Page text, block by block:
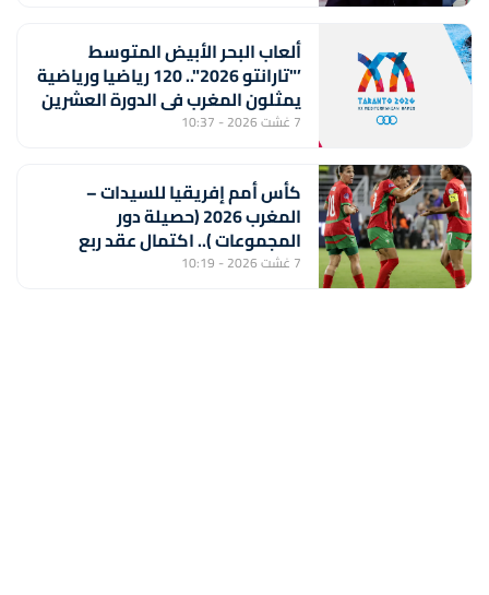
ألعاب البحر الأبيض المتوسط
’"تارانتو 2026".. 120 رياضيا ورياضية
يمثلون المغرب في الدورة العشرين
7 غشت 2026 - 10:37
كأس أمم إفريقيا للسيدات –
المغرب 2026 (حصيلة دور
المجموعات ).. اكتمال عقد ربع
النهائي ولبؤات الأطلس أمام جنوب
7 غشت 2026 - 10:19